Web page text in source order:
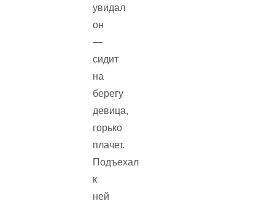
увидал
он
—
сидит
на
берегу
девица,
горько
плачет.
Подъехал
к
ней